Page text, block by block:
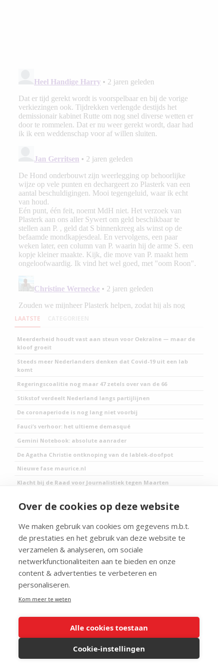
Over de cookies op deze website
We maken gebruik van cookies om gegevens m.b.t.
de prestaties en het gebruik van deze website te
verzamelen & analyseren, om sociale
netwerkfunctionaliteiten aan te bieden en onze
content & advertenties te verbeteren en
personaliseren.
Kom meer te weten
Alle cookies toestaan
Cookie-instellingen
LAATSTE
Meerderheid houdt vast aan steun voor Oekraïne — maar de
kloof groeit
Steeds meer Nederlanders denken dat Covid-19 uit een lab
komt
Regeringscoalitie nog maar 47 zetels over van de 66
Stikstof verdeelt Nederland langs partijlijnen
De coronaperiode is nog lang niet voorbij
Fauci’s verhoor: het ultieme demasqué
Gemini Notebook: absolute aanrader
De Agatha Christie ontknoping van de lablek-doofpot
Nieuwe fase maurice.nl
Klacht bij de Raad voor Journalistiek tegen Maarten
De giftige mix van wetenschappers met oogkleppen en
VOLG MAURICE
Facebook
VOLG MAURICE OP FACEBOOK
Linkedin
VOLG MAURICE OP LINKEDIN
YouTube